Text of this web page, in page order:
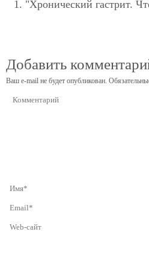
"Хронический гастрит.
Добавить
Ваш e-mail не будет опубликован.